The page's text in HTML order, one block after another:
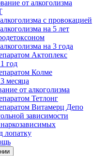
от алкоголизма
с провокацией
на 5 лет
на 3 года
Актоплекс
год
Колме
месяца
от алкоголизма
Тетлонг
Витамерц Депо
зависимости
лопатку